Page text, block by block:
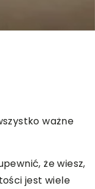
ważne
że wiesz,
jest wiele